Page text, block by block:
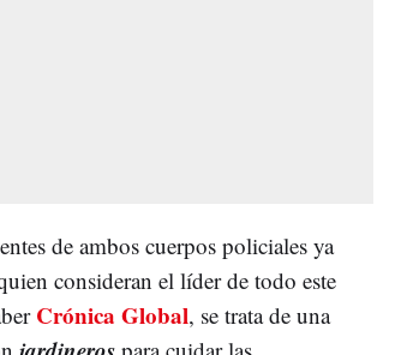
de ambos cuerpos policiales ya
consideran el líder de todo este
Crónica Global, se trata de una